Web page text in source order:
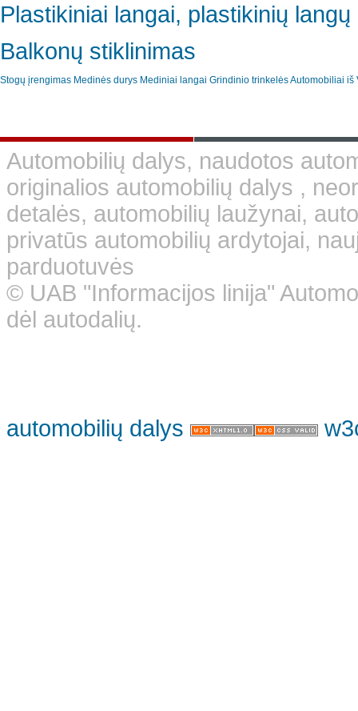
Plastikiniai langai, plastikinių
Balkonų stiklinimas
Stogų įrengimas Medinės durys Mediniai langai Grindinio trinkelėsAutomobiliai iš
Automobilių dalys, naudotos
originalios automobilių dalys ,
detalės, automobilių laužynai,
privatūs automobilių ardytojai,
parduotuvės
© UAB "Informacijos linija"
dėl autodalių.
automobilių dalys